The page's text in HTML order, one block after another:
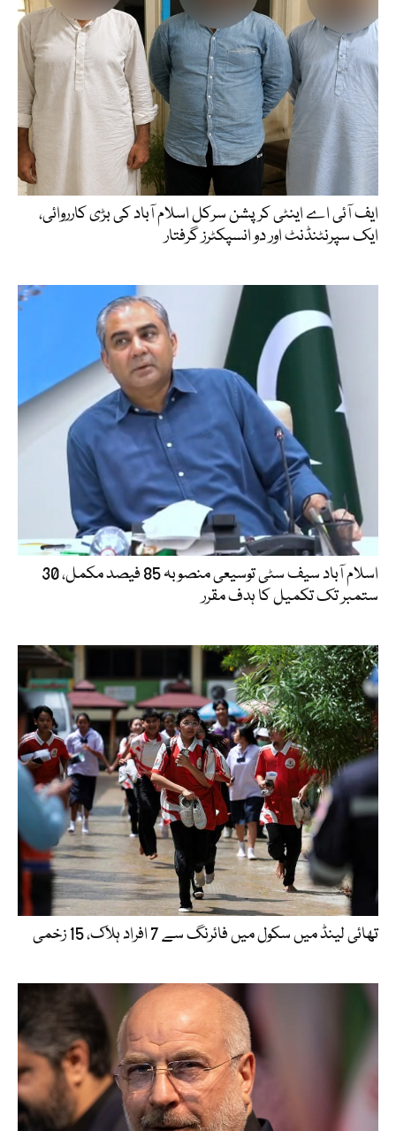
ایف آئی اے اینٹی کرپشن سرکل اسلام آباد کی بڑی کارروائی،
ایک سپرنٹنڈنٹ اور دو انسپکٹرز گرفتار
اسلام آباد سیف سٹی توسیعی منصوبہ 85 فیصد مکمل، 30
ستمبر تک تکمیل کا ہدف مقرر
تھائی لینڈ میں سکول میں فائرنگ سے 7 افراد ہلاک، 15 زخمی